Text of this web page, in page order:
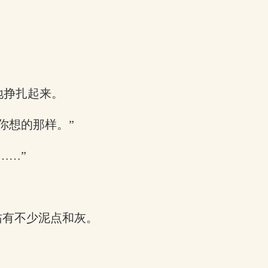
扎起来。
想的那样。”
……”
不少泥点和灰。